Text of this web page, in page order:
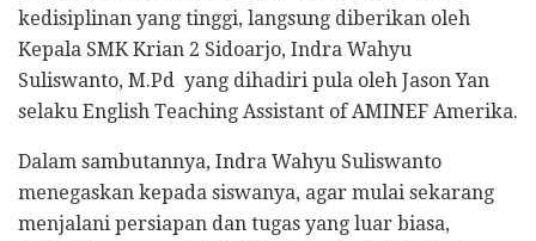
kedisiplinan yang tinggi, langsung diberikan oleh
Kepala SMK Krian 2 Sidoarjo, Indra Wahyu
Suliswanto, M.Pd yang dihadiri pula oleh Jason Yan
selaku English Teaching Assistant of AMINEF Amerika.
Dalam sambutannya, Indra Wahyu Suliswanto
menegaskan kepada siswanya, agar mulai sekarang
menjalani persiapan dan tugas yang luar biasa,